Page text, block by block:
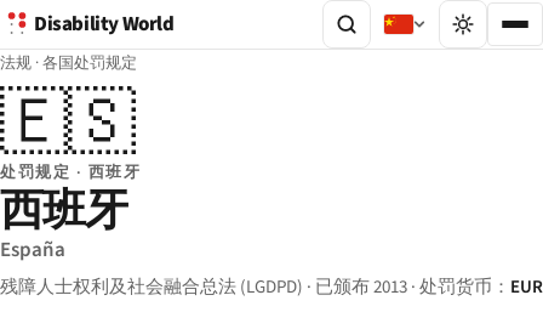
Disability World
法规 ·各国处罚规定
🇪🇸
处罚规定 · 西班牙
西班牙
España
残障人士权利及社会融合总法 (LGDPD) · 已颁布 2013 · 处罚货币： EUR